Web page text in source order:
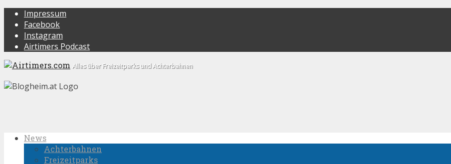
Impressum
Facebook
Instagram
Airtimers Podcast
Alles über Freizeitparks und Achterbahnen
News
Achterbahnen
Freizeitparks